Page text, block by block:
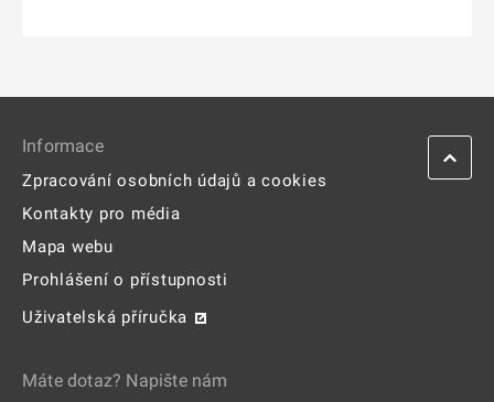
Informace
Zpracování osobních údajů a cookies
Kontakty pro média
Mapa webu
Prohlášení o přístupnosti
Uživatelská příručka
Máte dotaz? Napište nám